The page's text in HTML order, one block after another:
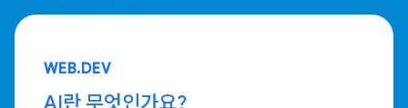
WEB.DEV
AI란 무엇인가요?